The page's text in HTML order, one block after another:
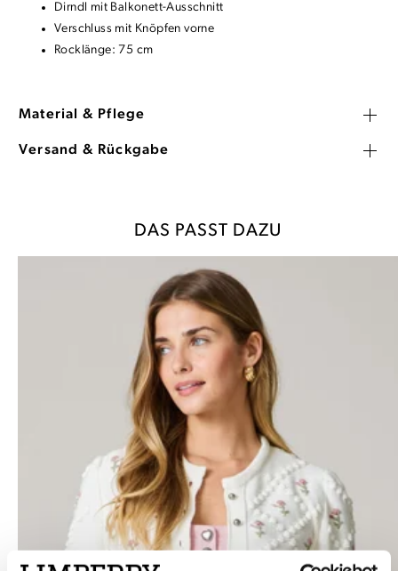
Dirndl mit Balkonett-Ausschnitt
Verschluss mit Knöpfen vorne
Rocklänge: 75 cm
Material & Pflege
Versand & Rückgabe
DAS PASST DAZU